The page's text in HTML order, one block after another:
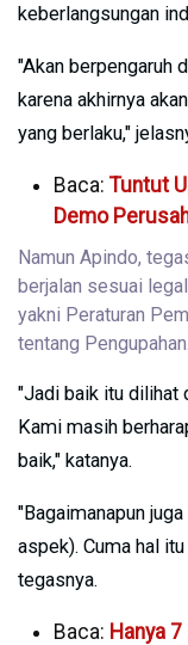
keberlangsungan
"Akan berpengaruh
karena akhirnya
yang berlaku,"
Baca: Tuntut
Demo
Namun Apindo,
berjalan sesuai
yakni Peraturan
tentang Pengupahan.
"Jadi baik itu dilihat
Kami masih
baik," katanya.
"Bagaimanapun
aspek). Cuma hal
tegasnya.
Baca: Hanya